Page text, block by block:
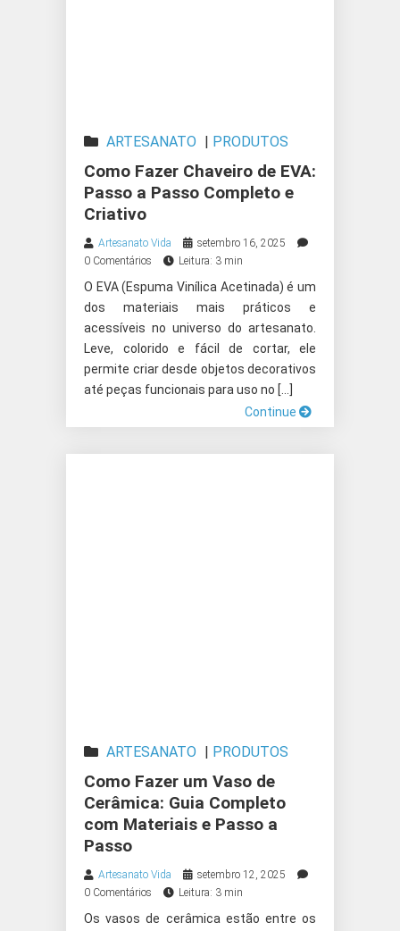
ARTESANATO | PRODUTOS
ARTESANAIS
Como Fazer Chaveiro de EVA:
Passo a Passo Completo e
Criativo
Artesanato Vida
setembro 16, 2025
0 Comentários
Leitura: 3 min
O EVA (Espuma Vinílica Acetinada) é um
dos materiais mais práticos e
acessíveis no universo do artesanato.
Leve, colorido e fácil de cortar, ele
permite criar desde objetos decorativos
até peças funcionais para uso no […]
Continue
ARTESANATO | PRODUTOS
ARTESANAIS
Como Fazer um Vaso de
Cerâmica: Guia Completo
com Materiais e Passo a
Passo
Artesanato Vida
setembro 12, 2025
0 Comentários
Leitura: 3 min
Os vasos de cerâmica estão entre os